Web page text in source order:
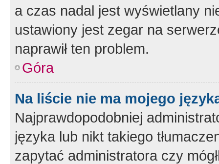
a czas nadal jest wyświetlany
ustawiony jest zegar na
naprawił ten problem.
Góra
Na liście nie ma mojego
Najprawdopodobniej
języka lub nikt takiego
zapytać administratora czy